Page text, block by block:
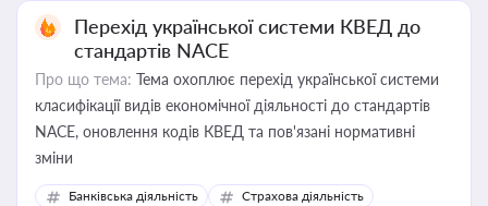
Перехід української системи КВЕД до
стандартів NACE
Про що тема: Тема охоплює перехід української системи
класифікації видів економічної діяльності до стандартів
NACE, оновлення кодів КВЕД та пов'язані нормативні
зміни
Банківська діяльність
Страхова діяльність